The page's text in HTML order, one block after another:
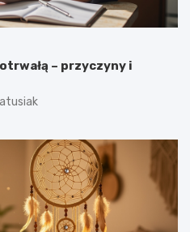
– przyczyny i